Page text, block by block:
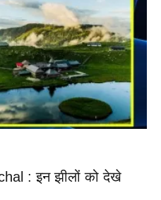
: इन झीलों को देखे